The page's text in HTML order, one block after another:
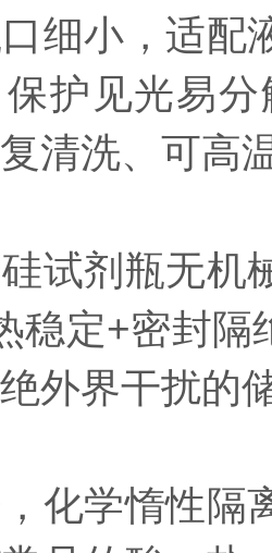
细小，适配
护见光易
清洗、可高
剂瓶无机械
稳定+密封隔
外界干扰的
学惰性隔离